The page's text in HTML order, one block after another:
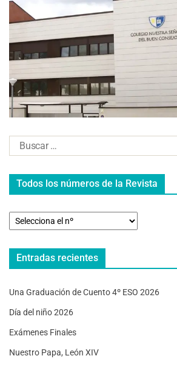
Todos los números de la Revista
Entradas recientes
Una Graduación de Cuento 4º ESO 2026
Día del niño 2026
Exámenes Finales
Nuestro Papa, León XIV